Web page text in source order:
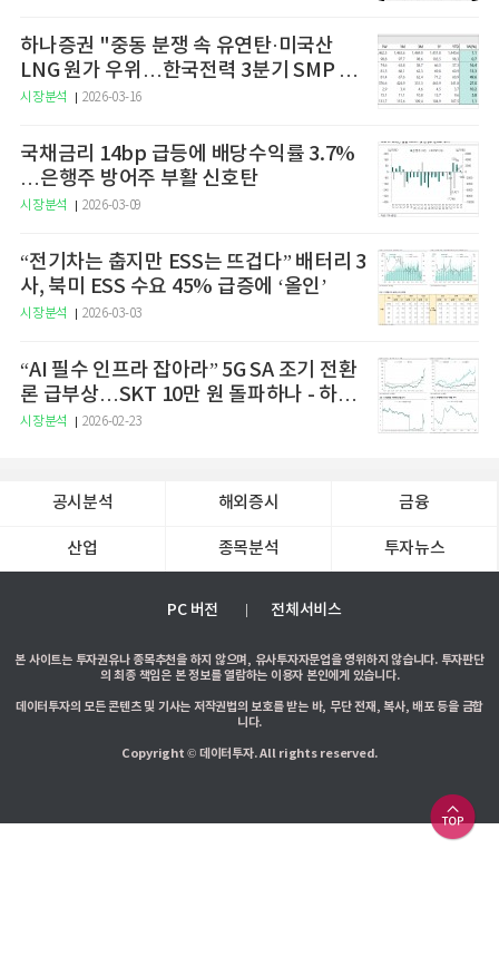
하나증권 "중동 분쟁 속 유연탄·미국산
LNG 원가 우위…한국전력 3분기 SMP 상
승 전망"
시장분석 2026-03-16
국채금리 14bp 급등에 배당수익률 3.7%
…은행주 방어주 부활 신호탄
시장분석 2026-03-09
“전기차는 춥지만 ESS는 뜨겁다” 배터리 3
사, 북미 ESS 수요 45% 급증에 ‘올인’
시장분석 2026-03-03
“AI 필수 인프라 잡아라” 5G SA 조기 전환
론 급부상…SKT 10만 원 돌파하나 - 하나
증권
시장분석 2026-02-23
공시분석 해외증시 금융
산업 종목분석 투자뉴스
PC 버전 전체서비스
본 사이트는 투자권유나 종목추천을 하지 않으며, 유사투자자문업을 영위하지 않습니다. 투자판단
의 최종 책임은 본 정보를 열람하는 이용자 본인에게 있습니다.
데이터투자의 모든 콘텐츠 및 기사는 저작권법의 보호를 받는 바, 무단 전재, 복사, 배포 등을 금합
니다.
Copyright © 데이터투자. All rights reserved.